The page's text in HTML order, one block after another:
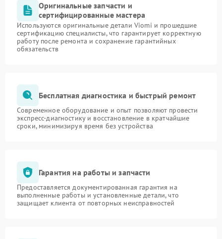
Оригинальные запчасти и
сертифицированные мастера
Используются оригинальные детали Viomi и прошедшие
сертификацию специалисты, что гарантирует корректную
работу после ремонта и сохранение гарантийных
обязательств
Бесплатная диагностика и быстрый ремонт
Современное оборудование и опыт позволяют провести
экспресс-диагностику и восстановление в кратчайшие
сроки, минимизируя время без устройства
Гарантия на работы и запчасти
Предоставляется документированная гарантия на
выполненные работы и установленные детали, что
защищает клиента от повторных неисправностей